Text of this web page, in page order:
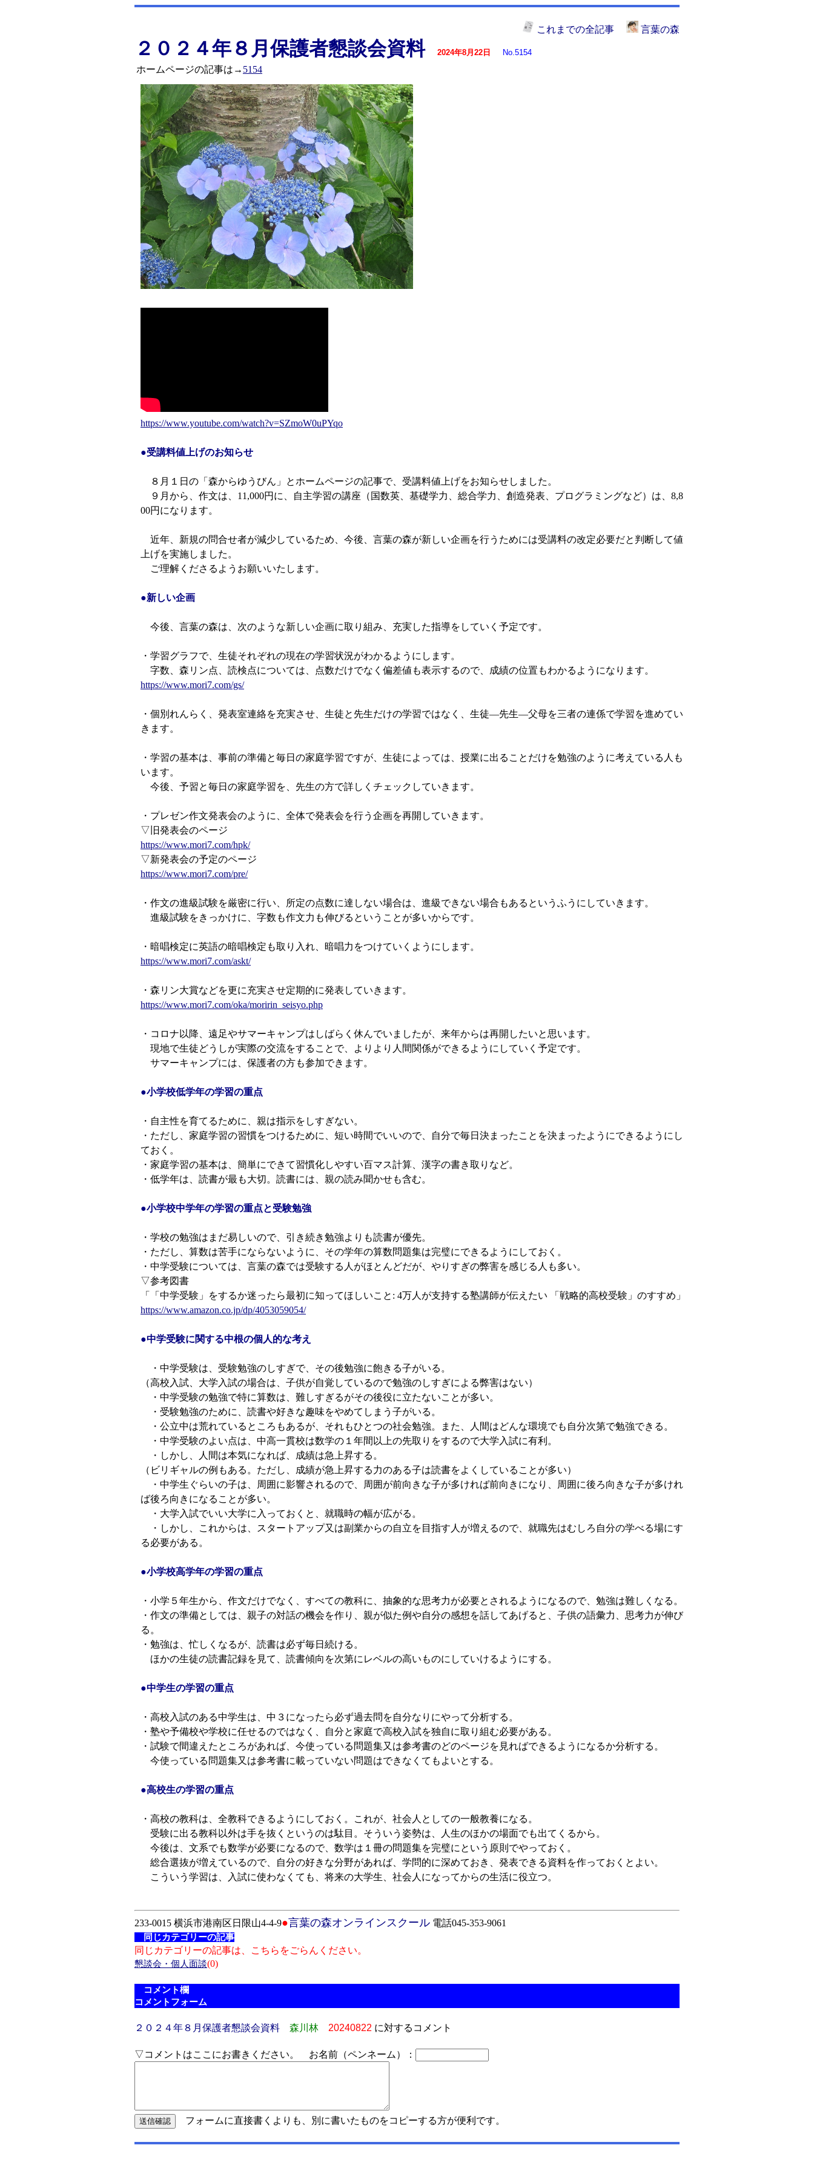
これまでの全記事 言葉の森
２０２４年８月保護者懇談会資料 2024年8月22日 No.5154
ホームページの記事は→ 5154
https://www.youtube.com/watch?v=SZmoW0uPYqo
●受講料値上げのお知らせ
８月１日の「森からゆうびん」とホームページの記事で、受講料値上げをお知らせしました。
９月から、作文は、11,000円に、自主学習の講座（国数英、基礎学力、総合学力、創造発表、プログラミングなど）は、8,8
00円になります。
近年、新規の問合せ者が減少しているため、今後、言葉の森が新しい企画を行うためには受講料の改定必要だと判断して値
上げを実施しました。
ご理解くださるようお願いいたします。
●新しい企画
今後、言葉の森は、次のような新しい企画に取り組み、充実した指導をしていく予定です。
・学習グラフで、生徒それぞれの現在の学習状況がわかるようにします。
字数、森リン点、読検点については、点数だけでなく偏差値も表示するので、成績の位置もわかるようになります。
https://www.mori7.com/gs/
・個別れんらく、発表室連絡を充実させ、生徒と先生だけの学習ではなく、生徒―先生―父母を三者の連係で学習を進めてい
きます。
・学習の基本は、事前の準備と毎日の家庭学習ですが、生徒によっては、授業に出ることだけを勉強のように考えている人も
います。
今後、予習と毎日の家庭学習を、先生の方で詳しくチェックしていきます。
・プレゼン作文発表会のように、全体で発表会を行う企画を再開していきます。
▽旧発表会のページ
https://www.mori7.com/hpk/
▽新発表会の予定のページ
https://www.mori7.com/pre/
・作文の進級試験を厳密に行い、所定の点数に達しない場合は、進級できない場合もあるというふうにしていきます。
進級試験をきっかけに、字数も作文力も伸びるということが多いからです。
・暗唱検定に英語の暗唱検定も取り入れ、暗唱力をつけていくようにします。
https://www.mori7.com/askt/
・森リン大賞などを更に充実させ定期的に発表していきます。
https://www.mori7.com/oka/moririn_seisyo.php
・コロナ以降、遠足やサマーキャンプはしばらく休んでいましたが、来年からは再開したいと思います。
現地で生徒どうしが実際の交流をすることで、よりより人間関係ができるようにしていく予定です。
サマーキャンプには、保護者の方も参加できます。
●小学校低学年の学習の重点
・自主性を育てるために、親は指示をしすぎない。
・ただし、家庭学習の習慣をつけるために、短い時間でいいので、自分で毎日決まったことを決まったようにできるようにし
ておく。
・家庭学習の基本は、簡単にできて習慣化しやすい百マス計算、漢字の書き取りなど。
・低学年は、読書が最も大切。読書には、親の読み聞かせも含む。
●小学校中学年の学習の重点と受験勉強
・学校の勉強はまだ易しいので、引き続き勉強よりも読書が優先。
・ただし、算数は苦手にならないように、その学年の算数問題集は完璧にできるようにしておく。
・中学受験については、言葉の森では受験する人がほとんどだが、やりすぎの弊害を感じる人も多い。
▽参考図書
「「中学受験」をするか迷ったら最初に知ってほしいこと: 4万人が支持する塾講師が伝えたい 「戦略的高校受験」のすすめ」
https://www.amazon.co.jp/dp/4053059054/
●中学受験に関する中根の個人的な考え
・中学受験は、受験勉強のしすぎで、その後勉強に飽きる子がいる。
（高校入試、大学入試の場合は、子供が自覚しているので勉強のしすぎによる弊害はない）
・中学受験の勉強で特に算数は、難しすぎるがその後役に立たないことが多い。
・受験勉強のために、読書や好きな趣味をやめてしまう子がいる。
・公立中は荒れているところもあるが、それもひとつの社会勉強。また、人間はどんな環境でも自分次第で勉強できる。
・中学受験のよい点は、中高一貫校は数学の１年間以上の先取りをするので大学入試に有利。
・しかし、人間は本気になれば、成績は急上昇する。
（ビリギャルの例もある。ただし、成績が急上昇する力のある子は読書をよくしていることが多い）
・中学生ぐらいの子は、周囲に影響されるので、周囲が前向きな子が多ければ前向きになり、周囲に後ろ向きな子が多けれ
ば後ろ向きになることが多い。
・大学入試でいい大学に入っておくと、就職時の幅が広がる。
・しかし、これからは、スタートアップ又は副業からの自立を目指す人が増えるので、就職先はむしろ自分の学べる場にす
る必要がある。
●小学校高学年の学習の重点
・小学５年生から、作文だけでなく、すべての教科に、抽象的な思考力が必要とされるようになるので、勉強は難しくなる。
・作文の準備としては、親子の対話の機会を作り、親が似た例や自分の感想を話してあげると、子供の語彙力、思考力が伸び
る。
・勉強は、忙しくなるが、読書は必ず毎日続ける。
ほかの生徒の読書記録を見て、読書傾向を次第にレベルの高いものにしていけるようにする。
●中学生の学習の重点
・高校入試のある中学生は、中３になったら必ず過去問を自分なりにやって分析する。
・塾や予備校や学校に任せるのではなく、自分と家庭で高校入試を独自に取り組む必要がある。
・試験で間違えたところがあれば、今使っている問題集又は参考書のどのページを見ればできるようになるか分析する。
今使っている問題集又は参考書に載っていない問題はできなくてもよいとする。
●高校生の学習の重点
・高校の教科は、全教科できるようにしておく。これが、社会人としての一般教養になる。
受験に出る教科以外は手を抜くというのは駄目。そういう姿勢は、人生のほかの場面でも出てくるから。
今後は、文系でも数学が必要になるので、数学は１冊の問題集を完璧にという原則でやっておく。
総合選抜が増えているので、自分の好きな分野があれば、学問的に深めておき、発表できる資料を作っておくとよい。
こういう学習は、入試に使わなくても、将来の大学生、社会人になってからの生活に役立つ。
233-0015 横浜市港南区日限山4-4-9●言葉の森オンラインスクール 電話045-353-9061
同じカテゴリーの記事
同じカテゴリーの記事は、こちらをごらんください。
懇談会・個人面談(0)
コメント欄
コメントフォーム
２０２４年８月保護者懇談会資料 森川林 20240822 に対するコメント
▽コメントはここにお書きください。 お名前（ペンネーム）：
フォームに直接書くよりも、別に書いたものをコピーする方が便利です。